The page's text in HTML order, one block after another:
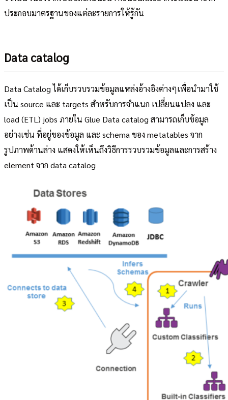
ประกอบมาตรฐานของแต่ละรายการให้รู้กัน
Data catalog
Data Catalog ได้เก็บรวบรวมข้อมูลแหล่งอ้างอิงต่างๆเพื่อนำมาใช้
เป็น source และ targets สำหรับการจำแนก เปลี่ยนแปลง และ
load (ETL) jobs ภายใน Glue Data catalog สามารถเก็บข้อมูล
อย่างเช่น ที่อยู่ของข้อมูล และ schema ของ metatables จาก
รูปภาพด้านล่าง แสดงให้เห็นถึงวิธีการรวบรวมข้อมูลและการสร้าง
element จาก data catalog